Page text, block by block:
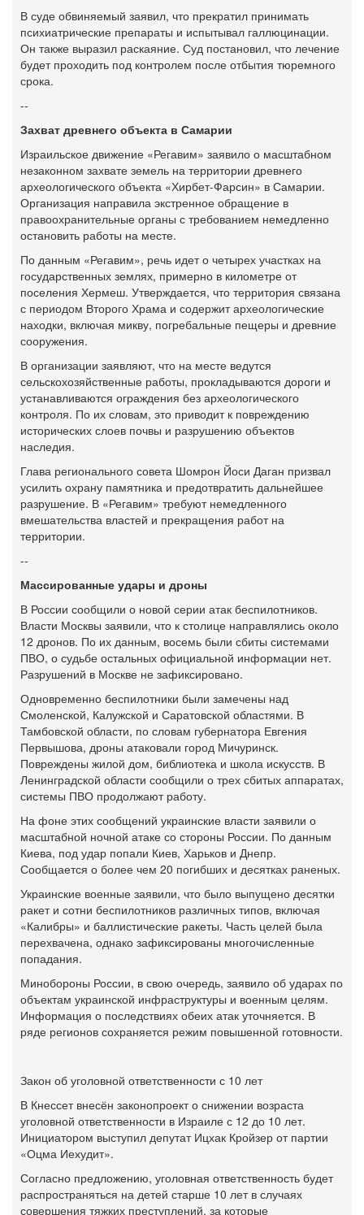
В суде обвиняемый заявил, что прекратил принимать
психиатрические препараты и испытывал галлюцинации.
Он также выразил раскаяние. Суд постановил, что лечение
будет проходить под контролем после отбытия тюремного
срока.
--
Захват древнего объекта в Самарии
Израильское движение «Регавим» заявило о масштабном
незаконном захвате земель на территории древнего
археологического объекта «Хирбет-Фарсин» в Самарии.
Организация направила экстренное обращение в
правоохранительные органы с требованием немедленно
остановить работы на месте.
По данным «Регавим», речь идет о четырех участках на
государственных землях, примерно в километре от
поселения Хермеш. Утверждается, что территория связана
с периодом Второго Храма и содержит археологические
находки, включая микву, погребальные пещеры и древние
сооружения.
В организации заявляют, что на месте ведутся
сельскохозяйственные работы, прокладываются дороги и
устанавливаются ограждения без археологического
контроля. По их словам, это приводит к повреждению
исторических слоев почвы и разрушению объектов
наследия.
Глава регионального совета Шомрон Йоси Даган призвал
усилить охрану памятника и предотвратить дальнейшее
разрушение. В «Регавим» требуют немедленного
вмешательства властей и прекращения работ на
территории.
--
Массированные удары и дроны
В России сообщили о новой серии атак беспилотников.
Власти Москвы заявили, что к столице направлялись около
12 дронов. По их данным, восемь были сбиты системами
ПВО, о судьбе остальных официальной информации нет.
Разрушений в Москве не зафиксировано.
Одновременно беспилотники были замечены над
Смоленской, Калужской и Саратовской областями. В
Тамбовской области, по словам губернатора Евгения
Первышова, дроны атаковали город Мичуринск.
Повреждены жилой дом, библиотека и школа искусств. В
Ленинградской области сообщили о трех сбитых аппаратах,
системы ПВО продолжают работу.
На фоне этих сообщений украинские власти заявили о
масштабной ночной атаке со стороны России. По данным
Киева, под удар попали Киев, Харьков и Днепр.
Сообщается о более чем 20 погибших и десятках раненых.
Украинские военные заявили, что было выпущено десятки
ракет и сотни беспилотников различных типов, включая
«Калибры» и баллистические ракеты. Часть целей была
перехвачена, однако зафиксированы многочисленные
попадания.
Минобороны России, в свою очередь, заявило об ударах по
объектам украинской инфраструктуры и военным целям.
Информация о последствиях обеих атак уточняется. В
ряде регионов сохраняется режим повышенной готовности.
Закон об уголовной ответственности с 10 лет
В Кнессет внесён законопроект о снижении возраста
уголовной ответственности в Израиле с 12 до 10 лет.
Инициатором выступил депутат Ицхак Кройзер от партии
«Оцма Иехудит».
Согласно предложению, уголовная ответственность будет
распространяться на детей старше 10 лет в случаях
совершения тяжких преступлений, за которые